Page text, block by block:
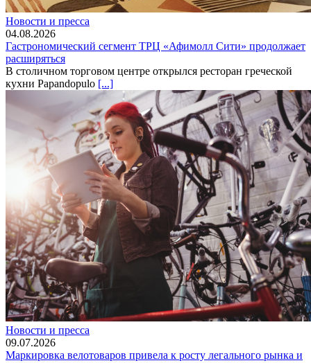
Новости и пресса
04.08.2026
Гастрономический сегмент ТРЦ «Афимолл Сити» продолжает
расширяться
В столичном торговом центре открылся ресторан греческой
кухни Papandopulo [...]
Новости и пресса
09.07.2026
Маркировка велотоваров привела к росту легального рынка и